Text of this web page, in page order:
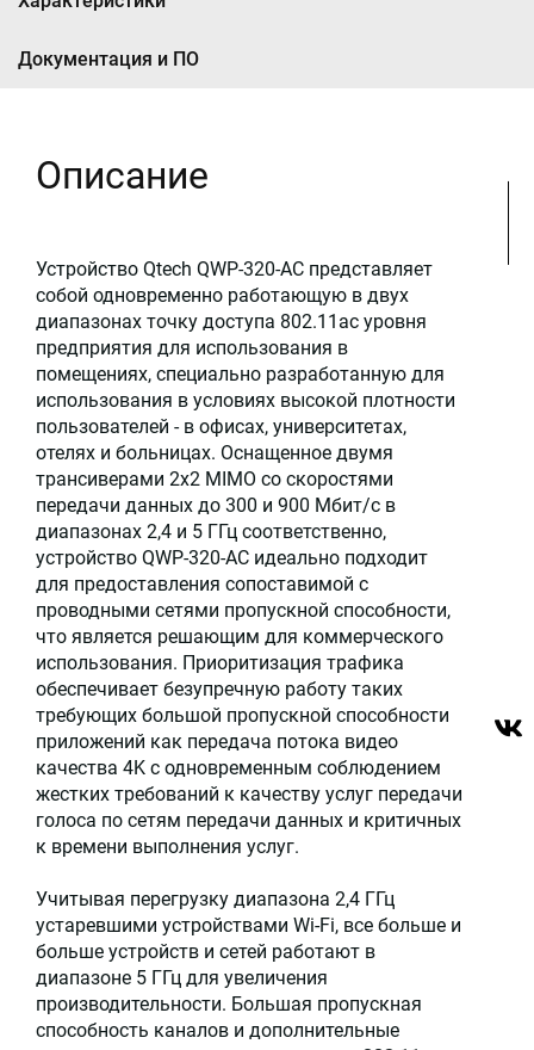
Документация и ПО
Описание
Устройство Qtech QWP-320-AC представляет
собой одновременно работающую в двух
диапазонах точку доступа 802.11ac уровня
предприятия для использования в
помещениях, специально разработанную для
использования в условиях высокой плотности
пользователей - в офисах, университетах,
отелях и больницах. Оснащенное двумя
трансиверами 2x2 MIMO со скоростями
передачи данных до 300 и 900 Мбит/с в
диапазонах 2,4 и 5 ГГц соответственно,
устройство QWP-320-AC идеально подходит
для предоставления сопоставимой с
проводными сетями пропускной способности,
что является решающим для коммерческого
использования. Приоритизация трафика
обеспечивает безупречную работу таких
требующих большой пропускной способности
приложений как передача потока видео
качества 4K с одновременным соблюдением
жестких требований к качеству услуг передачи
голоса по сетям передачи данных и критичных
к времени выполнения услуг.
Учитывая перегрузку диапазона 2,4 ГГц
устаревшими устройствами Wi-Fi, все больше и
больше устройств и сетей работают в
диапазоне 5 ГГц для увеличения
производительности. Большая пропускная
способность каналов и дополнительные